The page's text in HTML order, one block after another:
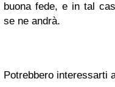
buona fede, e in tal
se ne andrà.
Potrebbero interessarti